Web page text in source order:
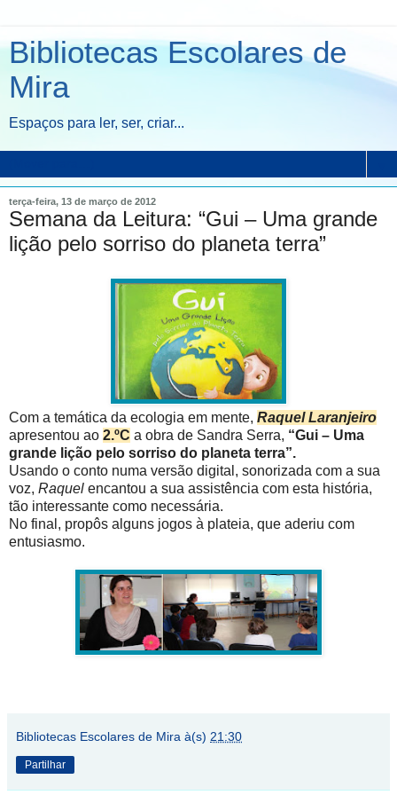
Bibliotecas Escolares de
Mira
Espaços para ler, ser, criar...
terça-feira, 13 de março de 2012
Semana da Leitura: “Gui – Uma grande
lição pelo sorriso do planeta terra”
Com a temática da ecologia em mente, Raquel Laranjeiro
apresentou ao 2.ºC a obra de Sandra Serra, “Gui – Uma
grande lição pelo sorriso do planeta terra”.
Usando o conto numa versão digital, sonorizada com a sua
voz, Raquel encantou a sua assistência com esta história,
tão interessante como necessária.
No final, propôs alguns jogos à plateia, que aderiu com
entusiasmo.
Bibliotecas Escolares de Mira à(s) 21:30
Partilhar